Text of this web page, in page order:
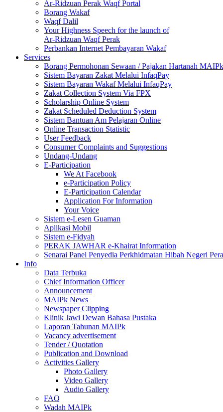
Ar-Ridzuan Perak Waqf Portal
Borang Wakaf
Waqf Dalil
Your Highness Speech for the launch of
Ar-Ridzuan Waqf Perak
Perbankan Internet Pembayaran Wakaf
Services
Borang Permohonan Sewaan / Pajakan Hartanah MAIPk
Sistem Bayaran Zakat Melalui InfaqPay
Sistem Bayaran Wakaf Melalui InfaqPay
Zakat Collection System Via FPX
Scholarship Online System
Zakat Scheduled Deduction System
Sistem Bantuan Am Pelajaran Online
Online Transaction Statistic
User Feedback
Consumer Complaints and Suggestions
Undang-Undang
E-Participation
We At Facebook
e-Participation Policy
E-Participation Calendar
Application For Information
Your Voice
Sistem e-Lesen Guaman
Aplikasi Mobil
Sistem e-Fidyah
PERAK JAWHAR e-Khairat Information
Senarai Panel Penyedia Perkhidmatan Hibah Negeri
Info
Data Terbuka
Chief Information Officer
Announcement
MAIPk News
Newspaper Clipping
Klinik Jawi Dewan Bahasa Pustaka
Laporan Tahunan MAIPk
Vacancy advertisement
Tender / Quotation
Publication and Download
Activities Gallery
Photo Gallery
Video Gallery
Audio Gallery
FAQ
Wadah MAIPk